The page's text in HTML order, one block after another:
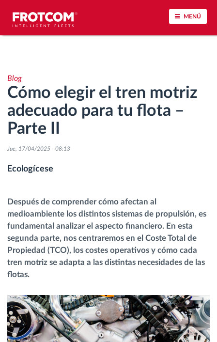
MENÚ
Análisis de la conducta en la conducción
Seguimiento del tiempo de conducción
Gestión de plantilla
Gestión de combustible
Planificación y seguimiento de rutas
Identificación automática del conductor
Descubrir todas las características
Blog
Cómo elegir el tren motriz
adecuado para tu flota –
Parte II
Jue, 17/04/2025 - 08:13
Ecologícese
Después de comprender cómo afectan al
medioambiente los distintos sistemas de propulsión, es
fundamental analizar el aspecto financiero. En esta
segunda parte, nos centraremos en el Coste Total de
Propiedad (TCO), los costes operativos y cómo cada
tren motriz se adapta a las distintas necesidades de las
flotas.